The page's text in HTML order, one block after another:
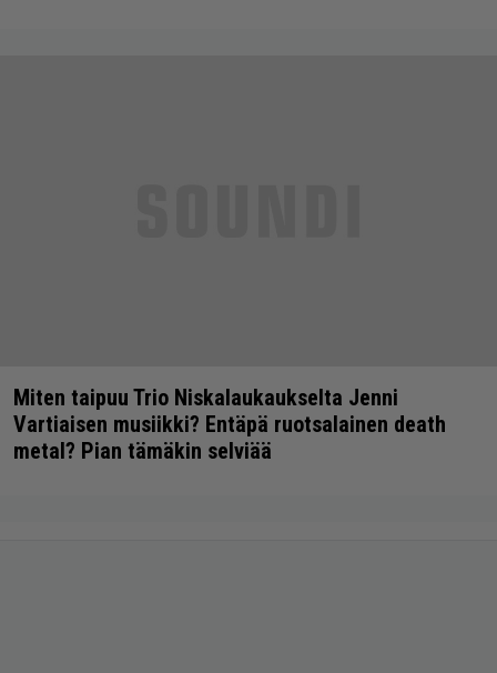
Miten taipuu Trio Niskalaukaukselta Jenni
Vartiaisen musiikki? Entäpä ruotsalainen death
metal? Pian tämäkin selviää